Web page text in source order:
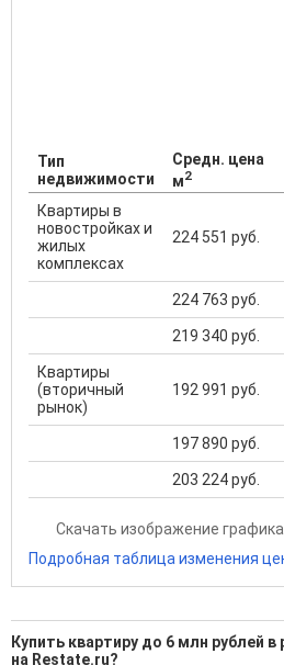
Тип
недвижимости
Средн. цена
м2
Квартиры в
новостройках и
жилых
комплексах
224 551 руб.
224 763 руб.
219 340 руб.
Квартиры
(вторичный
рынок)
192 991 руб.
197 890 руб.
203 224 руб.
Скачать изображение графика
Подробная таблица изменения
Купить квартиру до 6 млн рублей
на Restate.ru?